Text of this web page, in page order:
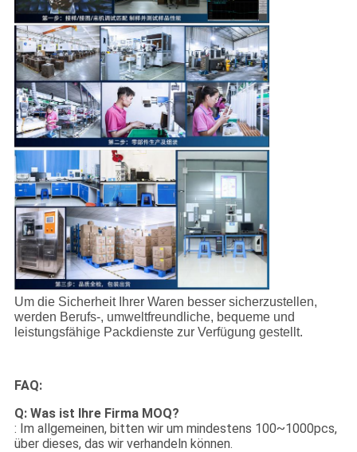
Um die Sicherheit Ihrer Waren besser sicherzustellen,
werden Berufs-, umweltfreundliche, bequeme und
leistungsfähige Packdienste zur Verfügung gestellt.
FAQ:
Q: Was ist Ihre Firma MOQ?
: Im allgemeinen, bitten wir um mindestens 100~1000pcs,
über dieses, das wir verhandeln können.